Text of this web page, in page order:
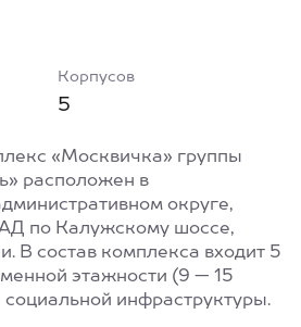
Корпусов
5
«Москвичка» группы
расположен в
округе,
по Калужскому шоссе,
В состав комплекса входит 5
этажности (9 — 15
инфраструктуры.